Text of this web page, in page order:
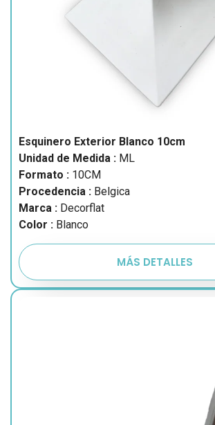
Esquinero Exterior Blanco 10cm
Unidad de Medida : ML
Formato : 10CM
Procedencia : Belgica
Marca : Decorflat
Color : Blanco
MÁS DETALLES